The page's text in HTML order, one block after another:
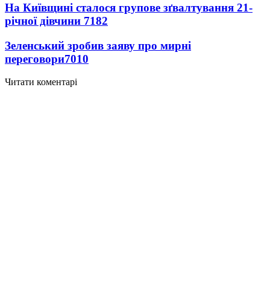
На Київщині сталося групове зґвалтування 21-
річної дівчини 7182
Зеленський зробив заяву про мирні
переговори7010
Читати коментарі